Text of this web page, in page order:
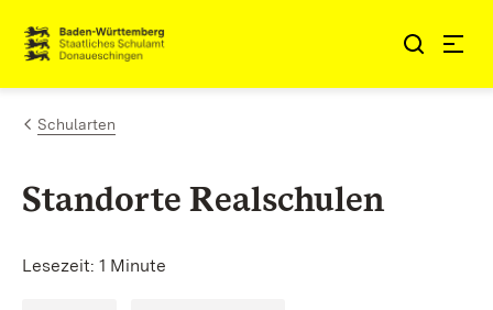
Zum Inhalt springen
Link zur Startseite
Schularten
Standorte Realschulen
Lesezeit: 1 Minute